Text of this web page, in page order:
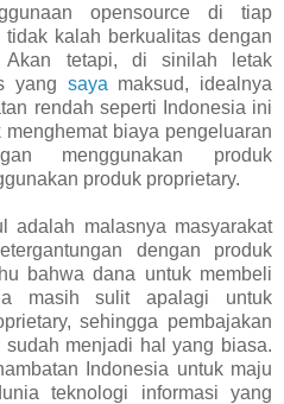
opensource di tiap
kalah berkualitas dengan
Akan tetapi, di sinilah letak
yang saya maksud, idealnya
rendah seperti Indonesia ini
biaya pengeluaran
menggunakan produk
produk proprietary.
adalah malasnya masyarakat
dengan produk
bahwa dana untuk membeli
masih sulit apalagi untuk
sehingga pembajakan
menjadi hal yang biasa.
Indonesia untuk maju
teknologi informasi yang